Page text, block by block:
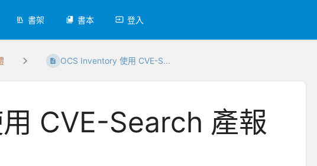
書架 書本 登入
OCS Inventory 使用 CVE-S...
CVE-Search 產報